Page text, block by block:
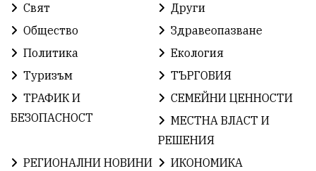
БългарскиСпорт
ОбщественИнтерес земеделие
ИсторияНаБългария Иновации САЩ
БългарскаГордост Археология Твърдица
Легенда Право
Свят
Други
Общество
Здравеопазване
Политика
Екология
Туризъм
ТЪРГОВИЯ
ТРАФИК И
БЕЗОПАСНОСТ
СЕМЕЙНИ ЦЕННОСТИ
МЕСТНА ВЛАСТ И
РЕШЕНИЯ
РЕГИОНАЛНИ НОВИНИ
ИКОНОМИКА